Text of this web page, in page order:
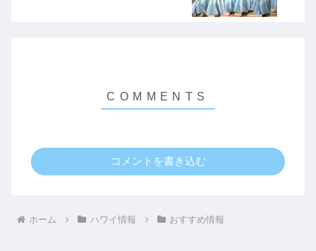
コメントを書き込む
ホーム ハワイ情報 おすすめ情報